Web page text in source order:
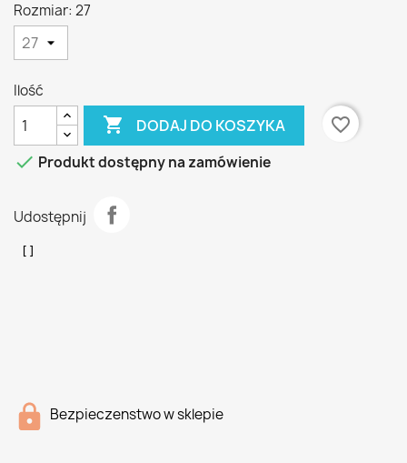
Rozmiar: 27
Ilość
 DODAJ DO KOSZYKA
favorite_border
 Produkt dostępny na zamówienie
Udostępnij
Bezpieczenstwo w sklepie